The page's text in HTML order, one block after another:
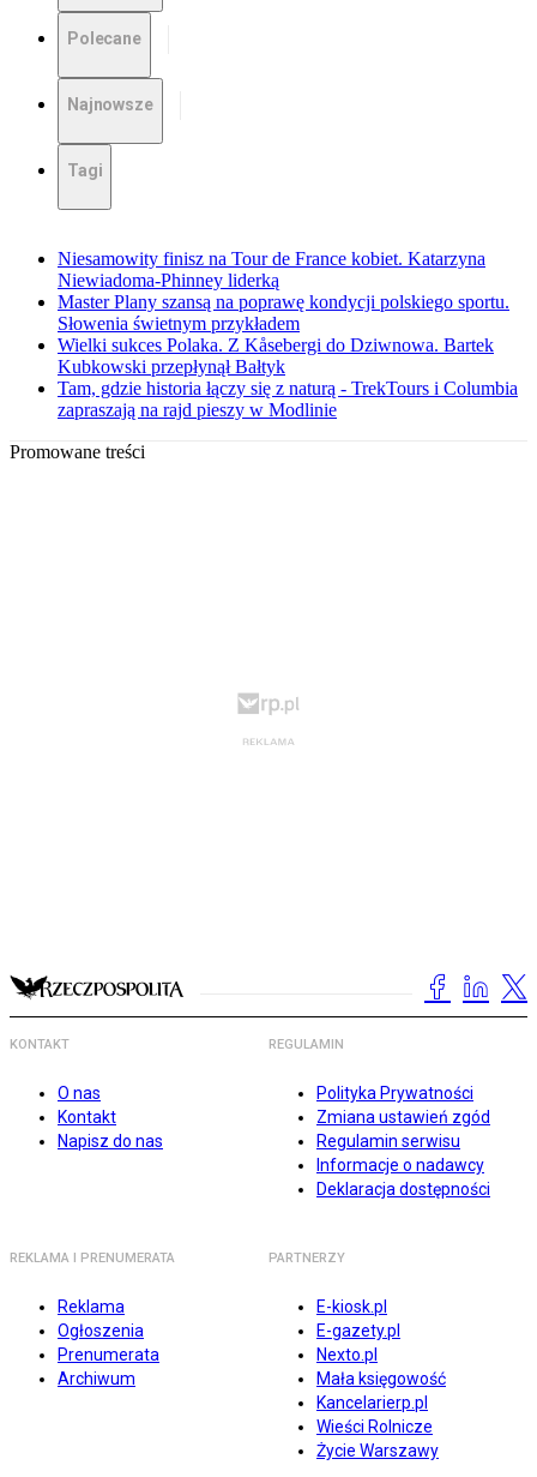
Polecane
Najnowsze
Tagi
Niesamowity finisz na Tour de France kobiet. Katarzyna
Niewiadoma-Phinney liderką
Master Plany szansą na poprawę kondycji polskiego sportu.
Słowenia świetnym przykładem
Wielki sukces Polaka. Z Kåsebergi do Dziwnowa. Bartek
Kubkowski przepłynął Bałtyk
Tam, gdzie historia łączy się z naturą - TrekTours i Columbia
zapraszają na rajd pieszy w Modlinie
Promowane treści
KONTAKT
O nas
Kontakt
Napisz do nas
REGULAMIN
Polityka Prywatności
Zmiana ustawień zgód
Regulamin serwisu
Informacje o nadawcy
Deklaracja dostępności
REKLAMA I PRENUMERATA
Reklama
Ogłoszenia
Prenumerata
Archiwum
PARTNERZY
E-kiosk.pl
E-gazety.pl
Nexto.pl
Mała księgowość
Kancelarierp.pl
Wieści Rolnicze
Życie Warszawy